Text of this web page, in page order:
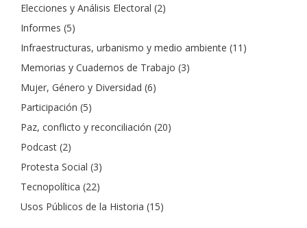
Elecciones y Análisis Electoral (2)
Informes (5)
Infraestructuras, urbanismo y medio ambiente (11)
Memorias y Cuadernos de Trabajo (3)
Mujer, Género y Diversidad (6)
Participación (5)
Paz, conflicto y reconciliación (20)
Podcast (2)
Protesta Social (3)
Tecnopolítica (22)
Usos Públicos de la Historia (15)